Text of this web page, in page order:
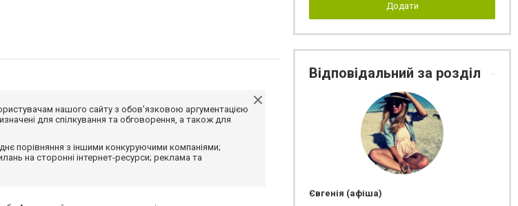
нашого сайту з обов'язковою аргументацією
для спілкування та обговорення, а також для
порівняння з іншими конкуруючими компаніями;
на сторонні інтернет-ресурси; реклама та
Додати
Відповідальний за розділ
Євгенія (афіша)